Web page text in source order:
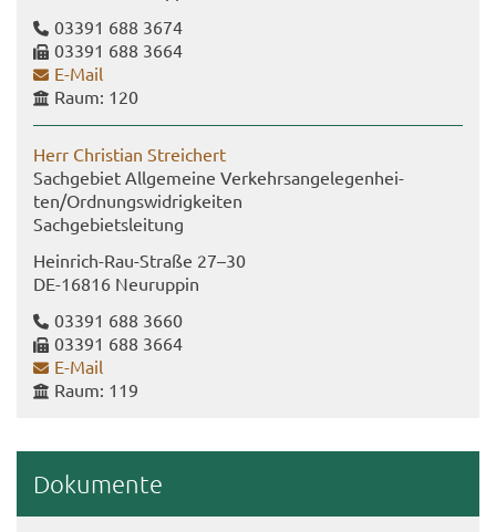
03391 688 3674
03391 688 3664
E-​Mail
Raum: 120
Herr Chris­ti­an Strei­chert
Sach­ge­biet All­ge­mei­ne Ver­kehrs­an­ge­le­gen­hei­
ten/Ord­nungs­wid­rig­kei­ten
Sach­ge­biets­lei­tung
Heinrich-​Rau-Straße 27–30
DE-​16816 Neu­rup­pin
03391 688 3660
03391 688 3664
E-​Mail
Raum: 119
Do­ku­men­te